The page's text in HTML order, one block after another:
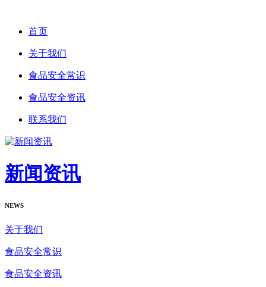
首页
关于我们
食品安全常识
食品安全资讯
联系我们
新闻资讯
NEWS
关于我们
食品安全常识
食品安全资讯